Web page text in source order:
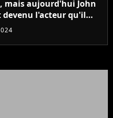
mais aujourd'hui John
devenu l'acteur qu'il
(et Ricky Stanicky le